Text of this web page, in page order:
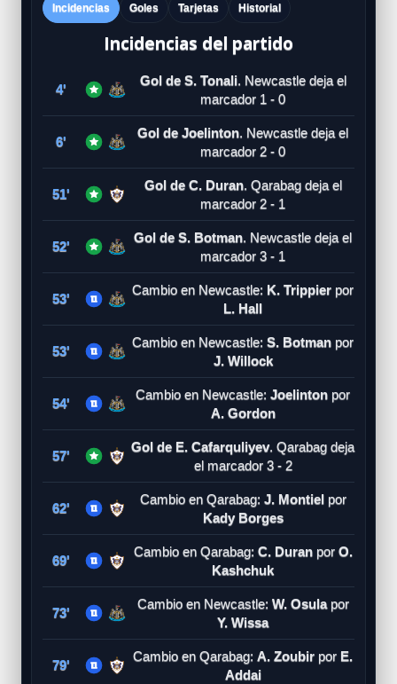
Incidencias Goles Tarjetas Historial
Incidencias del partido
4'
Gol de S. Tonali. Newcastle deja el
marcador 1 - 0
6'
Gol de Joelinton. Newcastle deja el
marcador 2 - 0
51'
Gol de C. Duran. Qarabag deja el
marcador 2 - 1
52'
Gol de S. Botman. Newcastle deja el
marcador 3 - 1
53'
Cambio en Newcastle: K. Trippier por
L. Hall
53'
Cambio en Newcastle: S. Botman por
J. Willock
54'
Cambio en Newcastle: Joelinton por
A. Gordon
57'
Gol de E. Cafarquliyev. Qarabag deja
el marcador 3 - 2
62'
Cambio en Qarabag: J. Montielpor
Kady Borges
69'
Cambio en Qarabag: C. Duranpor O.
Kashchuk
73'
Cambio en Newcastle: W. Osulapor
Y. Wissa
79'
Cambio en Qarabag: A. Zoubir por E.
Addai